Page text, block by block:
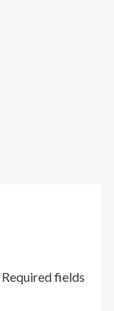
Required fields